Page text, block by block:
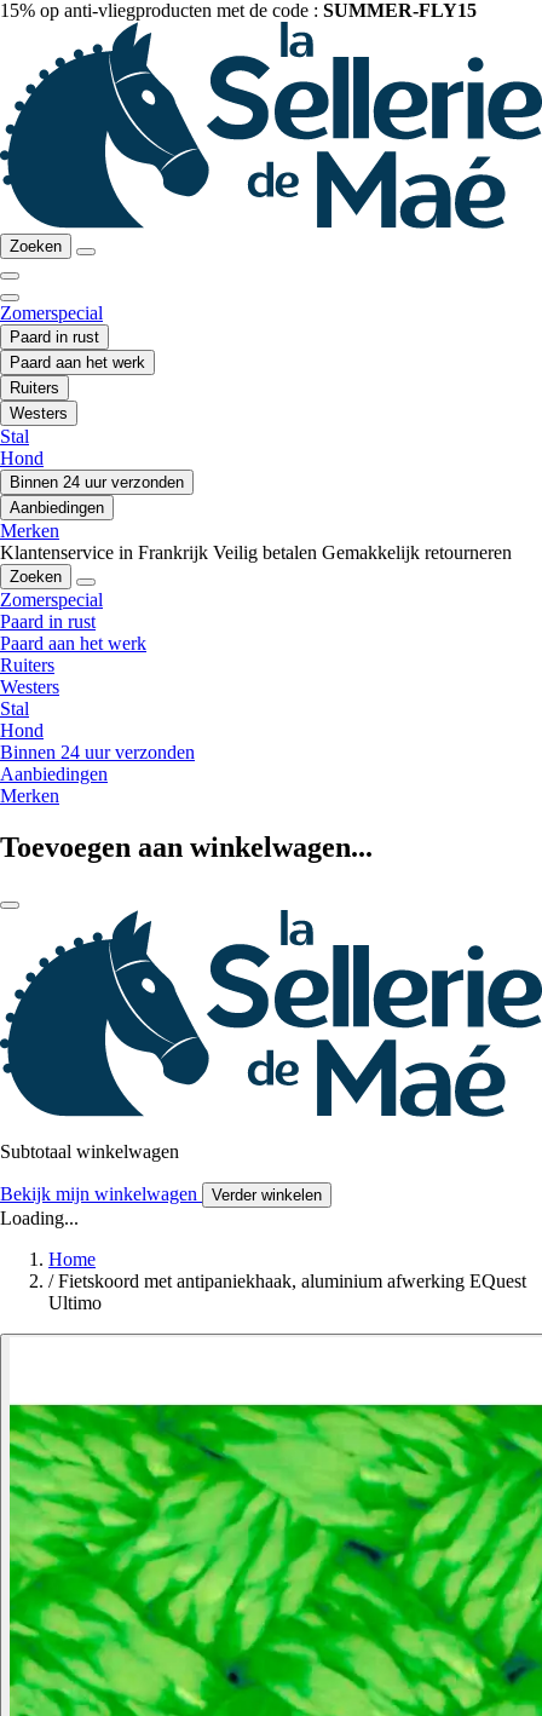
15% op anti-vliegproducten met de code : SUMMER-FLY15
Zoeken
Zomerspecial
Paard in rust
Paard aan het werk
Ruiters
Westers
Stal
Hond
Binnen 24 uur verzonden
Aanbiedingen
Merken
Klantenservice in Frankrijk Veilig betalen Gemakkelijk retourneren
Zoeken
Zomerspecial
Paard in rust
Paard aan het werk
Ruiters
Westers
Stal
Hond
Binnen 24 uur verzonden
Aanbiedingen
Merken
Toevoegen aan winkelwagen...
Subtotaal winkelwagen
Bekijk mijn winkelwagen Verder winkelen
Loading...
Home
/ Fietskoord met antipaniekhaak, aluminium afwerking EQuest
Ultimo